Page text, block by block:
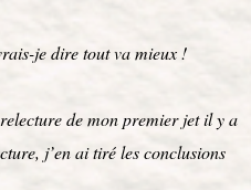
je dire tout va mieux !
de mon premier jet il y a
j’en ai tiré les conclusions